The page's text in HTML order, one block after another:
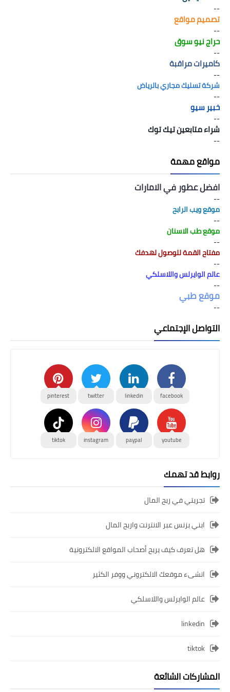
--
تصميم مواقع
--
حراج نيو سوق
--
كاميرات مراقبة
--
شركة تسليك مجاري بالرياض
--
خبير سيو
--
شراء متابعين تيك توك
--
مواقع مهمة
افضل عطور في الامارات
--
موقع ويب الرابح
--
موقع طب الاسنان
--
مفتاح القمة للوصول لهدفك
--
عالم الوايرلس واللاسلكي
--
موقع طبي
--
التواصل الإجتماعي
facebook
linkedin
twitter
pinterest
youtube
paypal
instagram
tiktok
روابط قد تهمك
تجربتي في ربح المال
ابني بزنس عبر الانترنت واربح المال
هل تعرف كيف يربح أصحاب المواقع الالكترونية
انشىء موقعك الالكتروني ووفر الكثير
عالم الوايرلس واللاسلكي
linkedin
tiktok
المشاركات الشائعة